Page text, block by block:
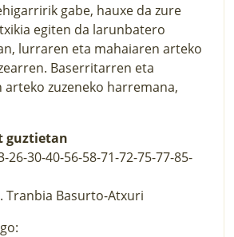
gabe, hauxe da zure
egiten da larunbatero
lurraren eta mahaiaren arteko
Baserritarren eta
zuzeneko harremana,
guztietan
26-30-40-56-58-71-72-75-77-85-
Tranbia Basurto-Atxuri